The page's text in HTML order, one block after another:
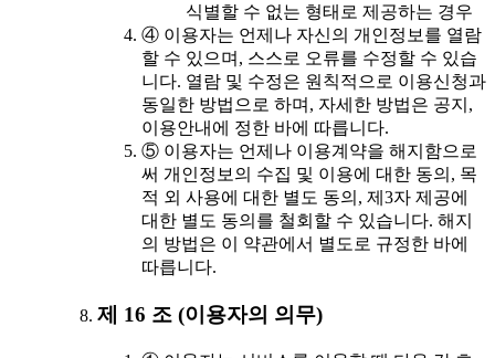
식별할 수 없는 형태로 제공하는 경우
④ 이용자는 언제나 자신의 개인정보를 열람
할 수 있으며, 스스로 오류를 수정할 수 있습
니다. 열람 및 수정은 원칙적으로 이용신청과
동일한 방법으로 하며, 자세한 방법은 공지,
이용안내에 정한 바에 따릅니다.
⑤ 이용자는 언제나 이용계약을 해지함으로
써 개인정보의 수집 및 이용에 대한 동의, 목
적 외 사용에 대한 별도 동의, 제3자 제공에
대한 별도 동의를 철회할 수 있습니다. 해지
의 방법은 이 약관에서 별도로 규정한 바에
따릅니다.
제 16 조 (이용자의 의무)